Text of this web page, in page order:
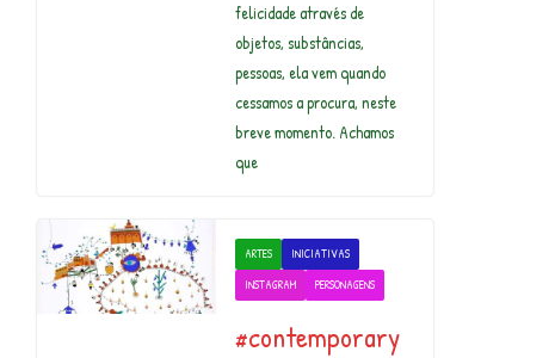
felicidade através de
objetos, substâncias,
pessoas, ela vem quando
cessamos a procura, neste
breve momento. Achamos
que
ARTES
INICIATIVAS
INSTAGRAM
PERSONAGENS
#contemporary